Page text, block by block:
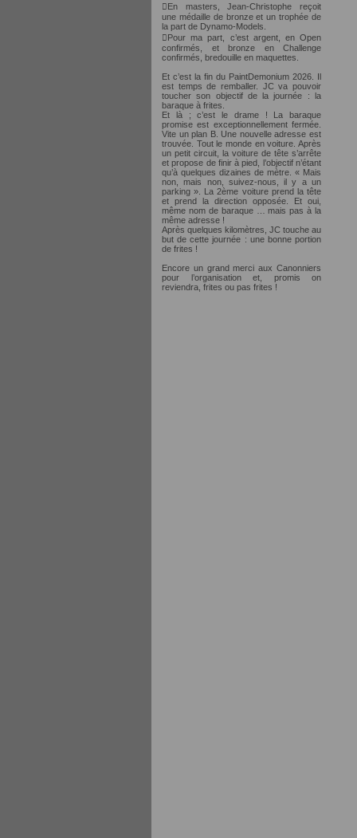
En masters, Jean-Christophe reçoit
une médaille de bronze et un trophée de
la part de Dynamo-Models.
Pour ma part, c’est argent, en Open
confirmés, et bronze en Challenge
confirmés, bredouille en maquettes.
Et c’est la fin du PaintDemonium 2026. Il
est temps de remballer. JC va pouvoir
toucher son objectif de la journée : la
baraque à frites.
Et là ; c’est le drame ! La baraque
promise est exceptionnellement fermée.
Vite un plan B. Une nouvelle adresse est
trouvée. Tout le monde en voiture. Après
un petit circuit, la voiture de tête s’arrête
et propose de finir à pied, l’objectif n’étant
qu’à quelques dizaines de mètre. « Mais
non, mais non, suivez-nous, il y a un
parking ». La 2ème voiture prend la tête
et prend la direction opposée. Et oui,
même nom de baraque … mais pas à la
même adresse !
Après quelques kilomètres, JC touche au
but de cette journée : une bonne portion
de frites !
Encore un grand merci aux Canonniers
pour l’organisation et, promis on
reviendra, frites ou pas frites !